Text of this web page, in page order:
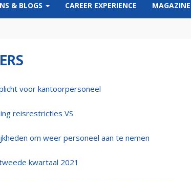
& BLOGS CAREER EXPERIENCE MAGAZINE
voor kantoorpersoneel
reisrestricties VS
om weer personeel aan te nemen
kwartaal 2021